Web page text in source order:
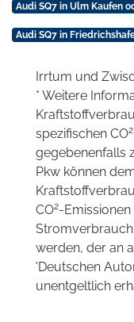
Audi SQ7 in Ulm Kaufen
Audi SQ7 in
Irrtum und
* Weitere
spezifischen CO2
gegebenenfalls
Pkw können
CO2-
werden, der an
'Deutschen
unentgeltlich